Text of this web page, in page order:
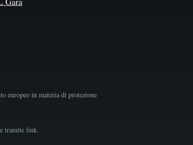
europeo in materia di protezione
tramite link.